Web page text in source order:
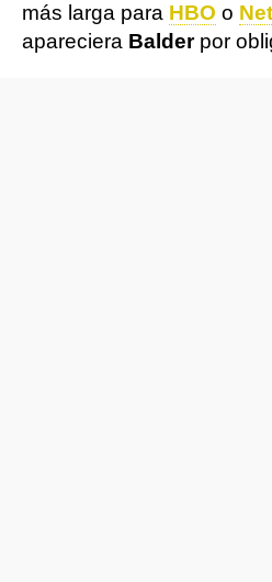
más larga para HBO o
apareciera Balderpor